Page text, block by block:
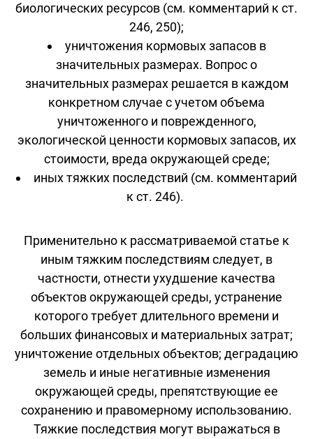
биологических ресурсов (см. комментарий к ст.
246, 250);
уничтожения кормовых запасов в
значительных размерах. Вопрос о
значительных размерах решается в каждом
конкретном случае с учетом объема
уничтоженного и поврежденного,
экологической ценности кормовых запасов, их
стоимости, вреда окружающей среде;
иных тяжких последствий (см. комментарий
к ст. 246).
Применительно к рассматриваемой статье к
иным тяжким последствиям следует, в
частности, отнести ухудшение качества
объектов окружающей среды, устранение
которого требует длительного времени и
больших финансовых и материальных затрат;
уничтожение отдельных объектов; деградацию
земель и иные негативные изменения
окружающей среды, препятствующие ее
сохранению и правомерному использованию.
Тяжкие последствия могут выражаться в